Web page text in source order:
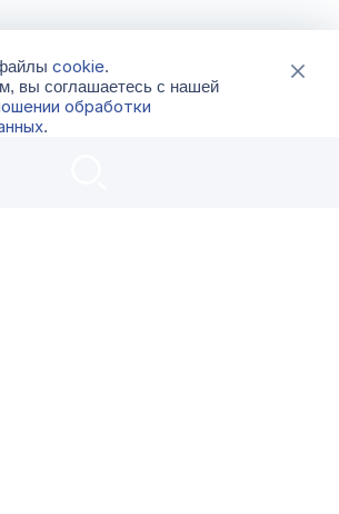
cookie.
вы соглашаетесь с нашей
обработки
.